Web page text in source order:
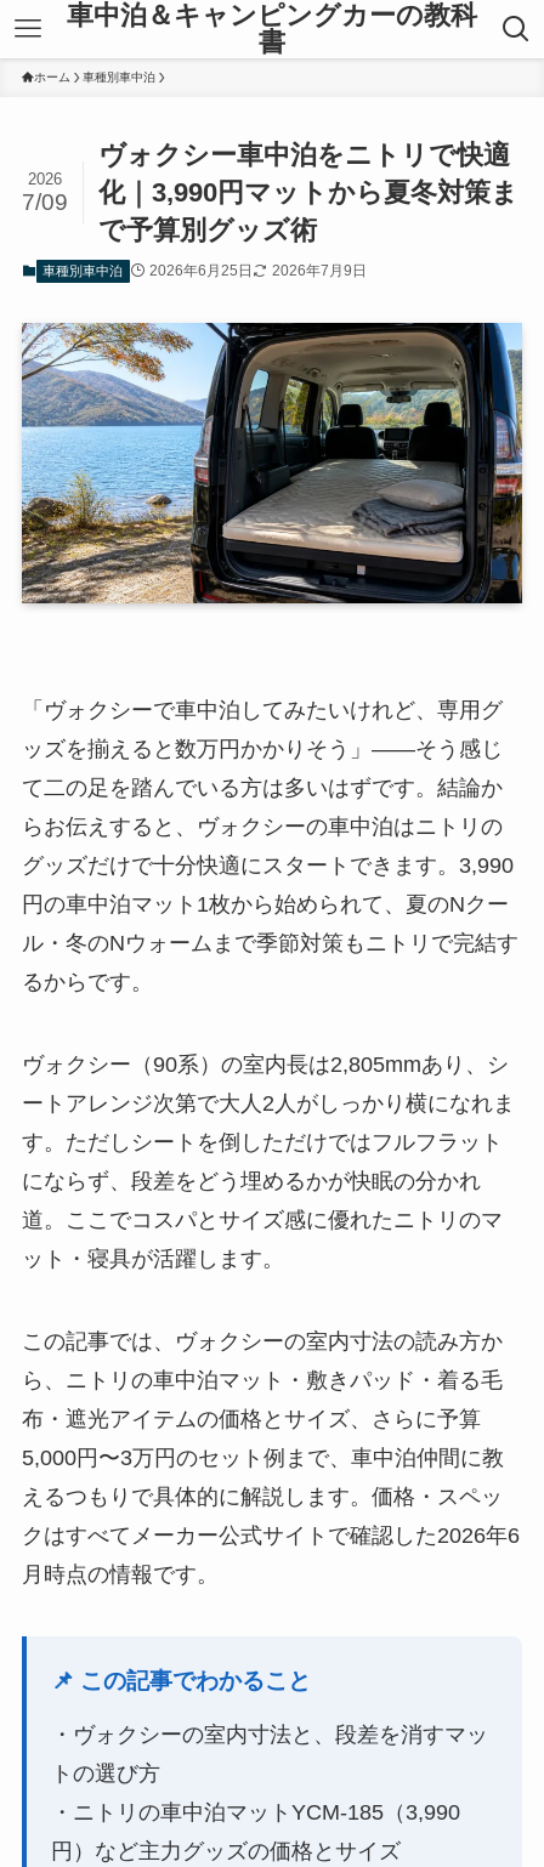
車中泊＆キャンピングカーの教科
書
ホーム 車種別車中泊
ヴォクシー車中泊をニトリで快適
化｜3,990円マットから夏冬対策ま
で予算別グッズ術
2026
7/09
車種別車中泊 2026年6月25日 2026年7月9日
「ヴォクシーで車中泊してみたいけれど、専用グ
ッズを揃えると数万円かかりそう」——そう感じ
て二の足を踏んでいる方は多いはずです。結論か
らお伝えすると、ヴォクシーの車中泊はニトリの
グッズだけで十分快適にスタートできます。3,990
円の車中泊マット1枚から始められて、夏のNクー
ル・冬のNウォームまで季節対策もニトリで完結す
るからです。
ヴォクシー（90系）の室内長は2,805mmあり、シ
ートアレンジ次第で大人2人がしっかり横になれま
す。ただしシートを倒しただけではフルフラット
にならず、段差をどう埋めるかが快眠の分かれ
道。ここでコスパとサイズ感に優れたニトリのマ
ット・寝具が活躍します。
この記事では、ヴォクシーの室内寸法の読み方か
ら、ニトリの車中泊マット・敷きパッド・着る毛
布・遮光アイテムの価格とサイズ、さらに予算
5,000円〜3万円のセット例まで、車中泊仲間に教
えるつもりで具体的に解説します。価格・スペッ
クはすべてメーカー公式サイトで確認した2026年6
月時点の情報です。
📌 この記事でわかること
・ヴォクシーの室内寸法と、段差を消すマッ
トの選び方
・ニトリの車中泊マットYCM-185（3,990
円）など主力グッズの価格とサイズ